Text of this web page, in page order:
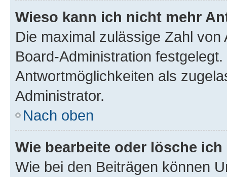
Wieso kann ich nicht mehr
Die maximal zulässige Zahl
Board-Administration
Antwortmöglichkeiten als
Administrator.
Nach oben
Wie bearbeite oder lösche
Wie bei den Beiträgen können